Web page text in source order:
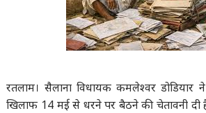
रतलाम। सैलाना विधायक कमलेश्वर डोडियार
खिलाफ 14 मई से धरने पर बैठने की चेतावनी दी